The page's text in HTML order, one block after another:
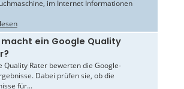
im Internet Informationen
macht ein Google Quality
Quality Rater bewerten die Google-
Dabei prüfen sie, ob die
für...